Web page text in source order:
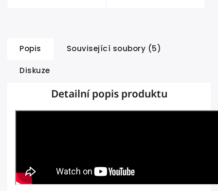
Popis Související soubory (5)
Diskuze
Detailní popis produktu